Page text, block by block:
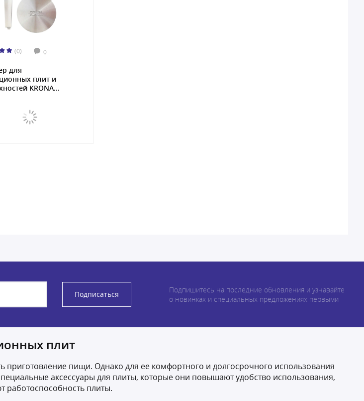
(0) 0
для
плит и
KRONA...
Подписаться
Подпишитесь на последние обновления и узнавайте
о новинках и специальных предложениях первыми
плит
приготовление пищи. Однако для ее комфортного и долгосрочного использования
аксессуары для плиты, которые они повышают удобство использования,
работоспособность плиты.